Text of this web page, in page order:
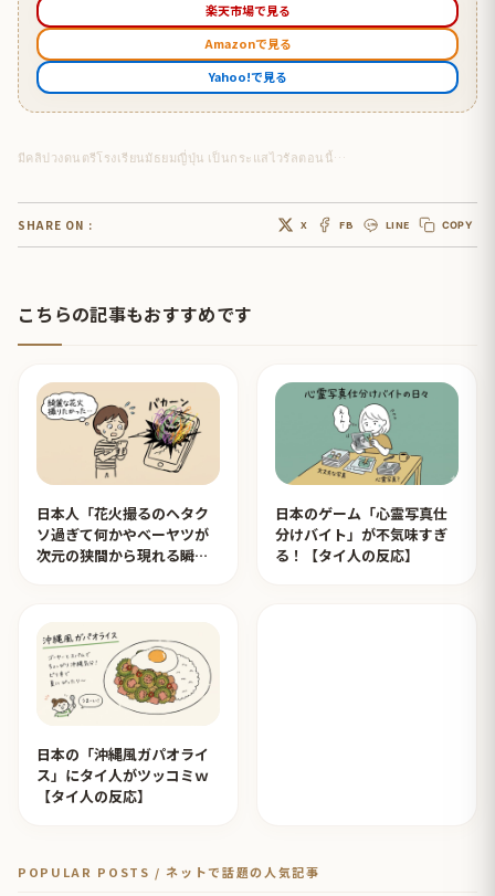
楽天市場で見る
Amazonで見る
Yahoo!で見る
มีคลิปวงดนตรีโรงเรียนมัธยมญี่ปุ่น เป็นกระแสไวรัลตอนนี้…
SHARE ON : X FB LINE COPY
こちらの記事もおすすめです
日本人「花火撮るのヘタク
ソ過ぎて何かやベーヤツが
次元の狭間から現れる瞬間
日本のゲーム「心霊写真仕
分けバイト」が不気味すぎ
る！【タイ人の反応】
日本の「沖縄風ガパオライ
ス」にタイ人がツッコミｗ
【タイ人の反応】
POPULAR POSTS / ネットで話題の人気記事